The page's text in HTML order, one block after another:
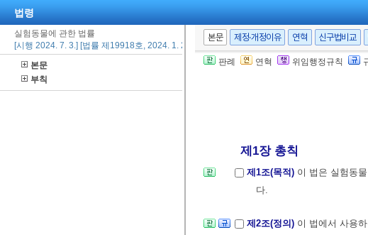
법령
실험동물에 관한 법률
[시행 2024. 7. 3.] [법률 제19918호, 2024. 1. 2., 일부개정]
본문
부칙
본문 제정·개정이유 연혁 신구법비교
판례 연혁 위임행정규칙
제1장 총칙
제1조(목적) 이 법은 실험동
다.
제2조(정의) 이 법에서 사용